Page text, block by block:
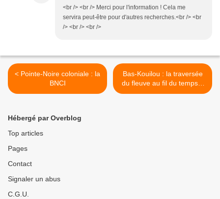
<br /> <br /> Merci pour l'information ! Cela me
servira peut-être pour d'autres recherches.<br /> <br
/> <br /> <br />
< Pointe-Noire coloniale : la
BNCI
Bas-Kouilou : la traversée
du fleuve au fil du temps...
>
Hébergé par Overblog
Top articles
Pages
Contact
Signaler un abus
C.G.U.